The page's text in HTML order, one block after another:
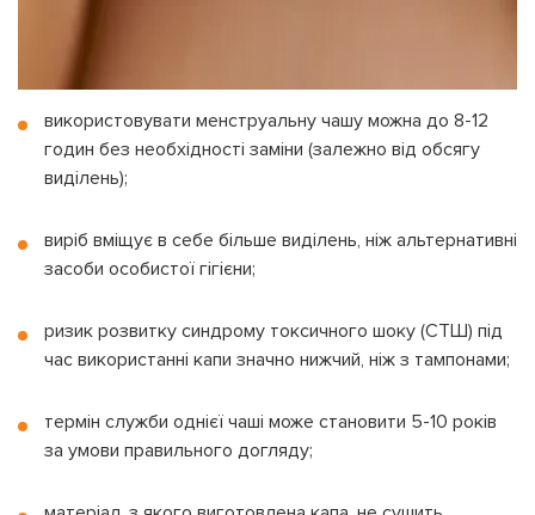
використовувати менструальну чашу можна до 8-12
годин без необхідності заміни (залежно від обсягу
виділень);
виріб вміщує в себе більше виділень, ніж альтернативні
засоби особистої гігієни;
ризик розвитку синдрому токсичного шоку (СТШ) під
час використанні капи значно нижчий, ніж з тампонами;
термін служби однієї чаші може становити 5-10 років
за умови правильного догляду;